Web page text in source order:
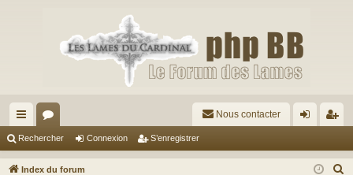
cc
ès
or
u
Nous contacter
ne nr
Rechercher Connexion S’enregistrer
Index du forum